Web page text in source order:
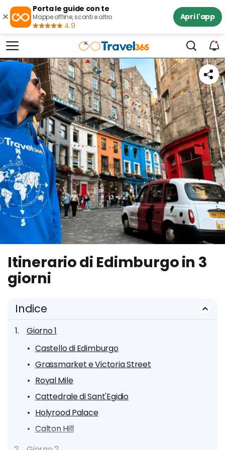
×
Porta le guide con te
Mappe offline, sconti e altro
4.9
Apri l'app
Itinerario di Edimburgo in 3
giorni
Indice
Giorno 1
Castello di Edimburgo
Grassmarket e Victoria Street
Royal Mile
Cattedrale di Sant'Egidio
Holyrood Palace
Calton Hill